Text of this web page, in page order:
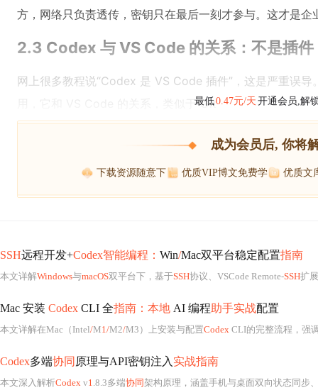
方，网络只负责透传，密钥只在最后一刻才参与。这才是企
2.3 Codex 与 VS Code 的关系：不是插件
网上很多教程说“Codex 是 VS Code 插件”，这是严重误
用，它和 VS Code 的关系，类似于 Git
最低0.47元/天 开通会员,解
成为会员后, 你将
下载资源随意下 优质VIP博文免费学 优质文
SSH远程开发+Codex智能编程： Win/Mac双平台稳定配置指南
本文详解Windows与macOS双平台下，基于SSH协议、VSCode Remote-SSH扩
Mac 安装 Codex CLI 全指南：本地 AI 编程助手实战配置
本文详解在Mac（Intel/M1/M2/M3）上安装与配置Codex CLI的完整流程，强
Codex多端协同 原理与API密钥注入 实战指南
本文深入解析Codex v1.8.3多端协同架构原理，涵盖手机与桌面双向状态同步